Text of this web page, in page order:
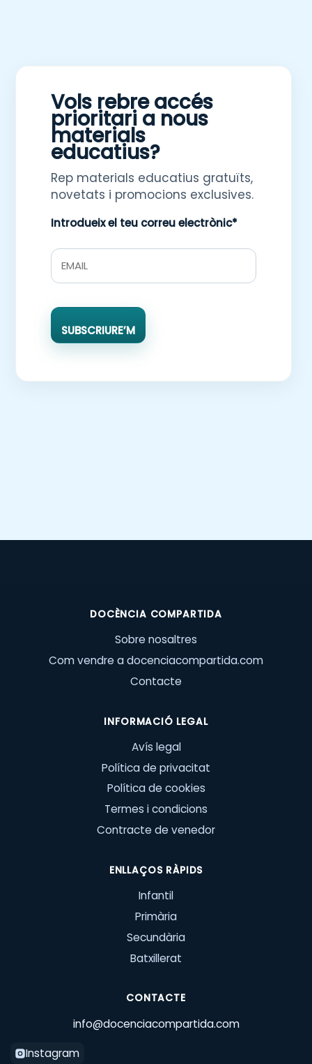
Vols rebre accés
prioritari a nous
materials
educatius?
Rep materials educatius gratuïts,
novetats i promocions exclusives.
Introdueix el teu correu electrònic*
SUBSCRIURE’M
DOCÈNCIA COMPARTIDA
Sobre nosaltres
Com vendre a docenciacompartida.com
Contacte
INFORMACIÓ LEGAL
Avís legal
Política de privacitat
Política de cookies
Termes i condicions
Contracte de venedor
ENLLAÇOS RÀPIDS
Infantil
Primària
Secundària
Batxillerat
CONTACTE
info@docenciacompartida.com
Instagram